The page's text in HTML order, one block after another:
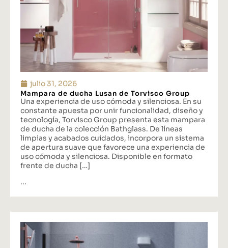
julio 31, 2026
Mampara de ducha Lusan de Torvisco Group
Una experiencia de uso cómoda y silenciosa. En su
constante apuesta por unir funcionalidad, diseño y
tecnología, Torvisco Group presenta esta mampara
de ducha de la colección Bathglass. De líneas
limpias y acabados cuidados, incorpora un sistema
de apertura suave que favorece una experiencia de
uso cómoda y silenciosa. Disponible en formato
frente de ducha […]
...